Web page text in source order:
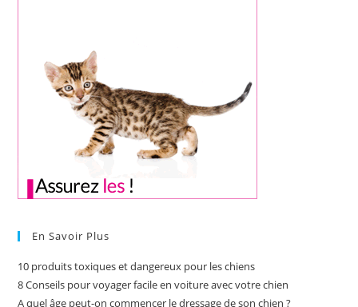
En Savoir Plus
10 produits toxiques et dangereux pour les chiens
8 Conseils pour voyager facile en voiture avec votre chien
A quel âge peut-on commencer le dressage de son chien ?